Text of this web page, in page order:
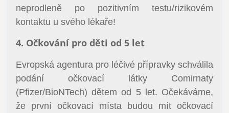
neprodleně po pozitivním testu/rizikovém
kontaktu u svého lékaře!
4. Očkování pro děti od 5 let
Evropská agentura pro léčivé přípravky schválila
podání očkovací látky Comirnaty
(Pfizer/BioNTech) dětem od 5 let. Očekáváme,
že první očkovací místa budou mít očkovací